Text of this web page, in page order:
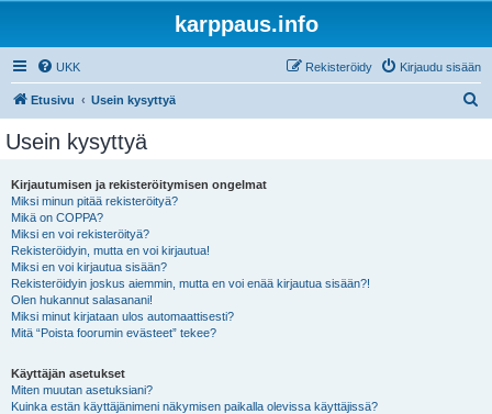
karppaus.info
UKK Kirjaudu sisään
Rekisteröidy
Etusivu Usein kysyttyä
Usein kysyttyä
Kirjautumisen ja rekisteröitymisen ongelmat
Miksi minun pitää rekisteröityä?
Mikä on COPPA?
Miksi en voi rekisteröityä?
Rekisteröidyin, mutta en voi kirjautua!
Miksi en voi kirjautua sisään?
Rekisteröidyin joskus aiemmin, mutta en voi enää kirjautua sisään?!
Olen hukannut salasanani!
Miksi minut kirjataan ulos automaattisesti?
Mitä “Poista foorumin evästeet” tekee?
Käyttäjän asetukset
Miten muutan asetuksiani?
Kuinka estän käyttäjänimeni näkymisen paikalla olevissa käyttäjissä?